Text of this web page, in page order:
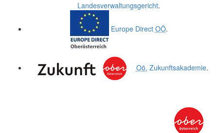
Landesverwaltungsgericht.
Europe Direct OÖ.
Oö. Zukunftsakademie.